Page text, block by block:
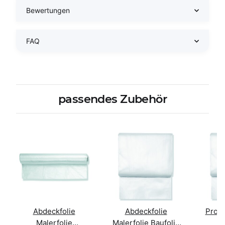
Bewertungen
FAQ
passendes Zubehör
Abdeckfolie
Malerfolie
Abdeckfolie
Malerfolie Baufolie
Profi